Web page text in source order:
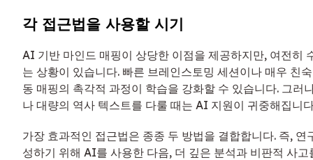
각 접근법을 사용할 시기
AI 기반 마인드 매핑이 상당한 이점을 제공하지만, 여전히
는 상황이 있습니다. 빠른 브레인스토밍 세션이나 매우 친
동 매핑의 촉각적 과정이 학습을 강화할 수 있습니다. 그러
나 대량의 역사 텍스트를 다룰 때는 AI 지원이 귀중해집니
가장 효과적인 접근법은 종종 두 방법을 결합합니다. 즉, 연
성하기 위해 AI를 사용한 다음, 더 깊은 분석과 비판적 사